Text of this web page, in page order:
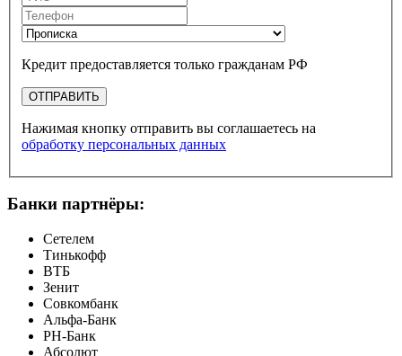
Кредит предоставляется только гражданам РФ
ОТПРАВИТЬ
Нажимая кнопку отправить вы соглашаетесь на
обработку персональных данных
Банки партнёры:
Сетелем
Тинькофф
ВТБ
Зенит
Совкомбанк
Альфа-Банк
РН-Банк
Абсолют